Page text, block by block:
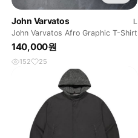
John Varvatos
L
John Varvatos Afro Graphic T-Shirt
140,000원
152 25